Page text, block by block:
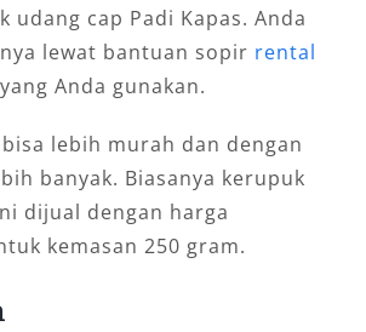
udang cap Padi Kapas. Anda
lewat bantuan sopir rental
yang Anda gunakan.
lebih murah dan dengan
banyak. Biasanya kerupuk
dijual dengan harga
kemasan 250 gram.